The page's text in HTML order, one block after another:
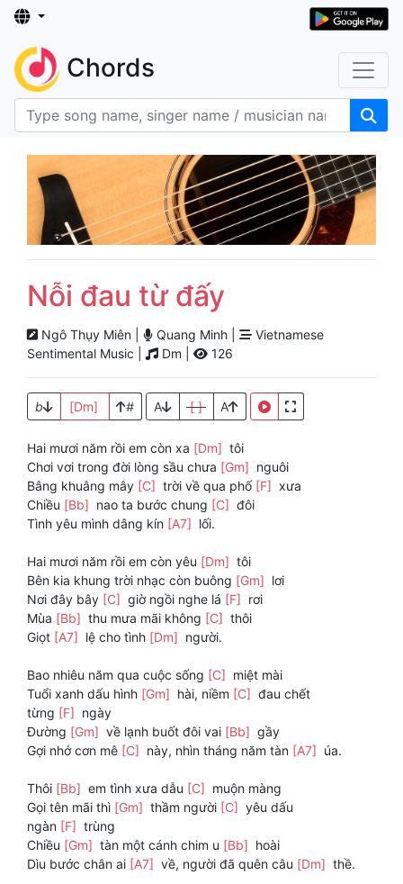
Chords
Nỗi đau từ đấy
Ngô Thụy Miên | Quang Minh |
Vietnamese
Sentimental Music |
Dm | 126
b [Dm] # A [ ] A
Hai mươi năm rồi em còn xa [Dm] tôi
Chơi vơi trong đời lòng sầu chưa [Gm] nguôi
Bâng khuâng mây [C] trời về qua phố [F] xưa
Chiều [Bb] nao ta bước chung [C] đôi
Tình yêu mình dâng kín [A7] lối.
Hai mươi năm rồi em còn yêu [Dm] tôi
Bên kia khung trời nhạc còn buông [Gm] lơi
Nơi đây bây [C] giờ ngồi nghe lá [F] rơi
Mùa [Bb] thu mưa mãi không [C] thôi
Giọt [A7] lệ cho tình [Dm] người.
Bao nhiêu năm qua cuộc sống [C] miệt mài
Tuổi xanh dấu hình [Gm] hài, niềm [C] đau chết
từng [F] ngày
Đường [Gm] về lạnh buốt đôi vai [Bb] gầy
Gợi nhớ cơn mê [C] này, nhìn tháng năm tàn [A7] úa.
Thôi [Bb] em tình xưa dẫu [C] muộn màng
Gọi tên mãi thì [Gm] thầm người [C] yêu dấu
ngàn [F] trùng
Chiều [Gm] tàn một cánh chim u [Bb] hoài
Dìu bước chân ai [A7] về, người đã quên câu [Dm] thề.